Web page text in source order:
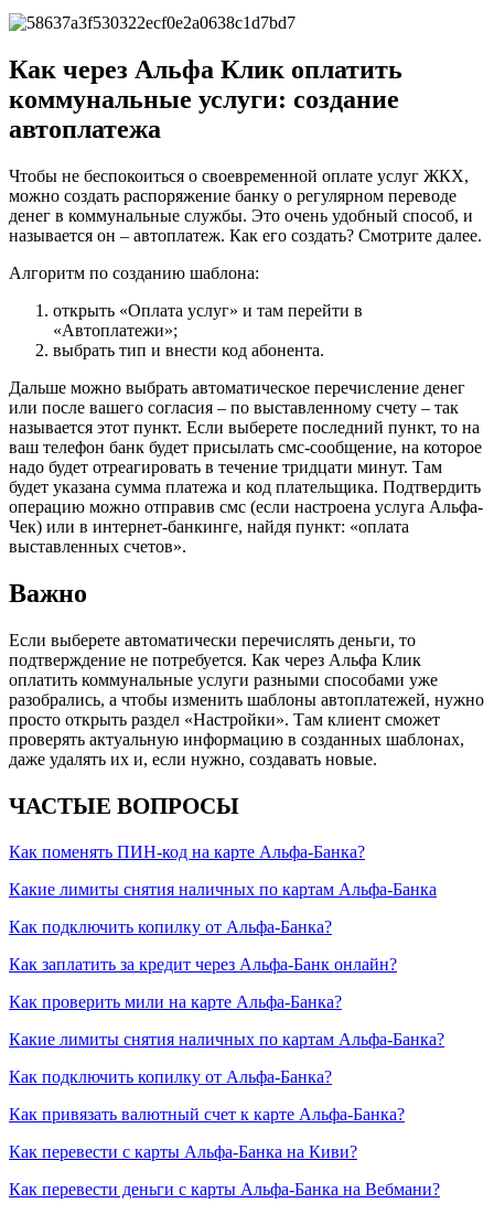
Как через Альфа Клик оплатить
коммунальные услуги: создание
автоплатежа
Чтобы не беспокоиться о своевременной оплате услуг ЖКХ,
можно создать распоряжение банку о регулярном переводе
денег в коммунальные службы. Это очень удобный способ, и
называется он – автоплатеж. Как его создать? Смотрите далее.
Алгоритм по созданию шаблона:
открыть «Оплата услуг» и там перейти в
«Автоплатежи»;
выбрать тип и внести код абонента.
Дальше можно выбрать автоматическое перечисление денег
или после вашего согласия – по выставленному счету – так
называется этот пункт. Если выберете последний пункт, то на
ваш телефон банк будет присылать смс-сообщение, на которое
надо будет отреагировать в течение тридцати минут. Там
будет указана сумма платежа и код плательщика. Подтвердить
операцию можно отправив смс (если настроена услуга Альфа-
Чек) или в интернет-банкинге, найдя пункт: «оплата
выставленных счетов».
Важно
Если выберете автоматически перечислять деньги, то
подтверждение не потребуется. Как через Альфа Клик
оплатить коммунальные услуги разными способами уже
разобрались, а чтобы изменить шаблоны автоплатежей, нужно
просто открыть раздел «Настройки». Там клиент сможет
проверять актуальную информацию в созданных шаблонах,
даже удалять их и, если нужно, создавать новые.
ЧАСТЫЕ ВОПРОСЫ
Как поменять ПИН-код на карте Альфа-Банка?
Какие лимиты снятия наличных по картам Альфа-Банка
Как подключить копилку от Альфа-Банка?
Как заплатить за кредит через Альфа-Банк онлайн?
Как проверить мили на карте Альфа-Банка?
Какие лимиты снятия наличных по картам Альфа-Банка?
Как подключить копилку от Альфа-Банка?
Как привязать валютный счет к карте Альфа-Банка?
Как перевести с карты Альфа-Банка на Киви?
Как перевести деньги с карты Альфа-Банка на Вебмани?